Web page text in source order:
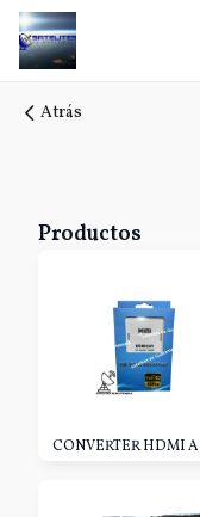
Atrás
Productos
CONVERTER HDMI A